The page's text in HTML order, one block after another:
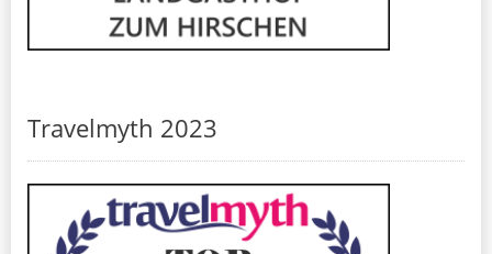
Travelmyth 2023